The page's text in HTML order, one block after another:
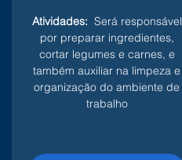
Atividades: Será responsável
por preparar ingredientes,
cortar legumes e carnes, e
também auxiliar na limpeza e
organização do ambiente de
trabalho